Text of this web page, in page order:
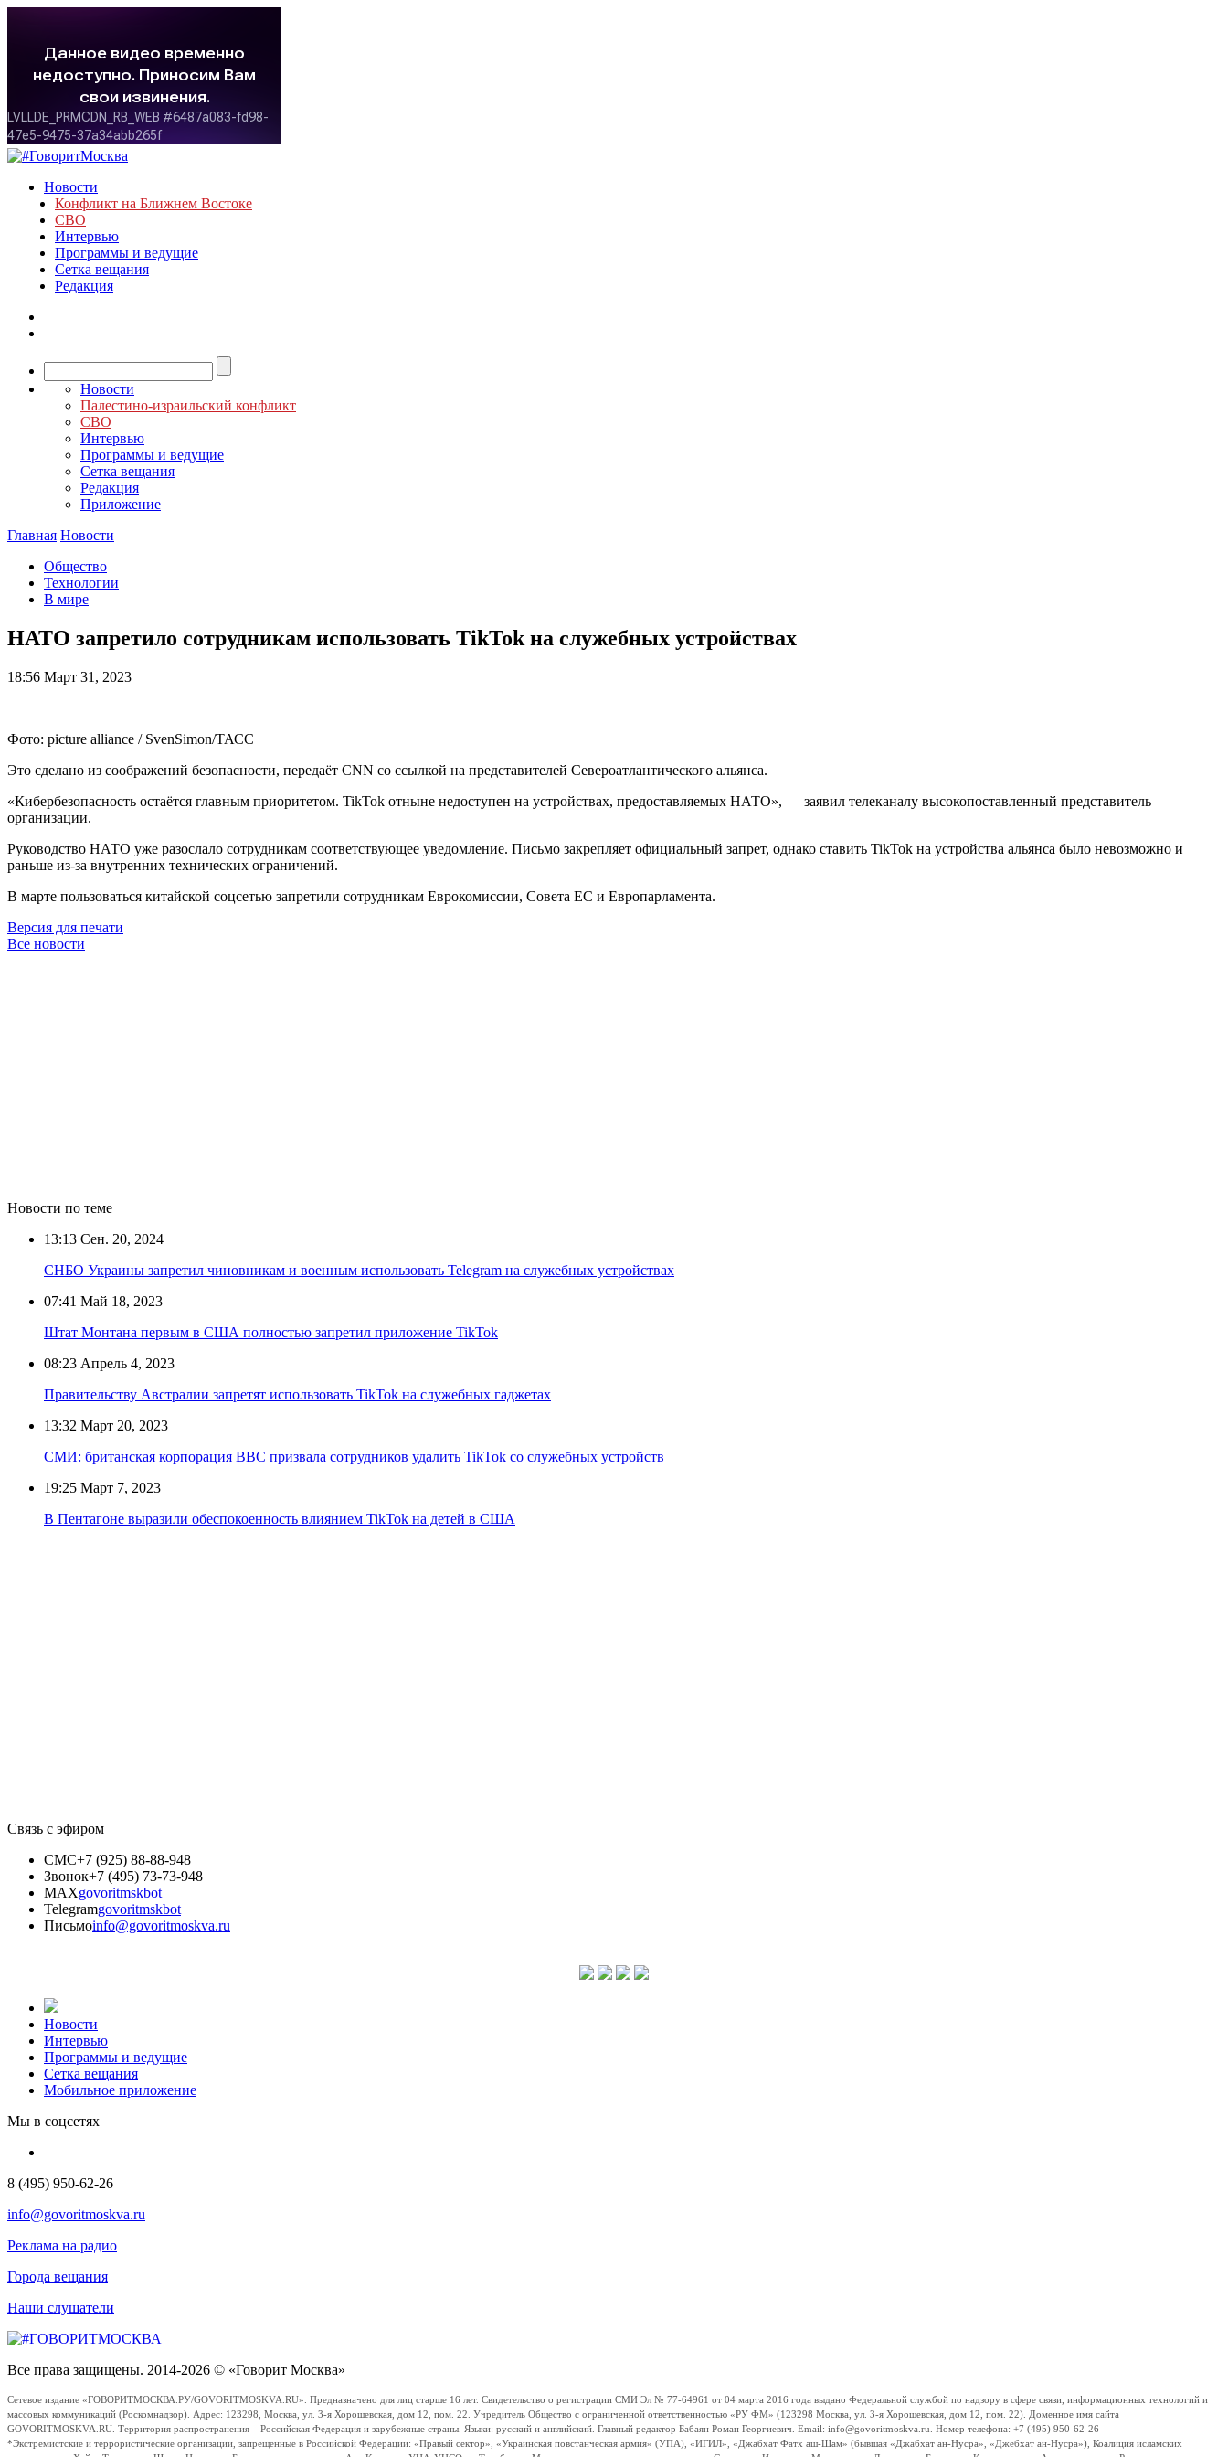
Новости
Конфликт на Ближнем Востоке
СВО
Интервью
Программы и ведущие
Сетка вещания
Редакция
Новости
Палестино-израильский конфликт
СВО
Интервью
Программы и ведущие
Сетка вещания
Редакция
Приложение
Главная Новости
Общество
Технологии
В мире
НАТО запретило сотрудникам использовать TikTok на служебных устройствах
18:56 Март 31, 2023
Фото: picture alliance / SvenSimon/ТАСС
Это сделано из соображений безопасности, передаёт CNN со ссылкой на представителей Североатлантического альянса.
«Кибербезопасность остаётся главным приоритетом. TikTok отныне недоступен на устройствах, предоставляемых НАТО», — заявил телеканалу высокопоставленный представитель
организации.
Руководство НАТО уже разослало сотрудникам соответствующее уведомление. Письмо закрепляет официальный запрет, однако ставить TikTok на устройства альянса было невозможно и
раньше из-за внутренних технических ограничений.
В марте пользоваться китайской соцсетью запретили сотрудникам Еврокомиссии, Совета ЕС и Европарламента.
Версия для печати
Все новости
Новости по теме
13:13 Сен. 20, 2024
СНБО Украины запретил чиновникам и военным использовать Telegram на служебных устройствах
07:41 Май 18, 2023
Штат Монтана первым в США полностью запретил приложение TikTok
08:23 Апрель 4, 2023
Правительству Австралии запретят использовать TikTok на служебных гаджетах
13:32 Март 20, 2023
СМИ: британская корпорация ВВС призвала сотрудников удалить TikTok со служебных устройств
19:25 Март 7, 2023
В Пентагоне выразили обеспокоенность влиянием TikTok на детей в США
Связь с эфиром
СМС+7 (925) 88-88-948
Звонок+7 (495) 73-73-948
MAXgovoritmskbot
Telegramgovoritmskbot
Письмоinfo@govoritmoskva.ru
Новости
Интервью
Программы и ведущие
Сетка вещания
Мобильное приложение
Мы в соцсетях
8 (495) 950-62-26
info@govoritmoskva.ru
Реклама на радио
Города вещания
Наши слушатели
Все права защищены. 2014-2026 © «Говорит Москва»
Сетевое издание «ГОВОРИТМОСКВА.РУ/GOVORITMOSKVA.RU». Предназначено для лиц старше 16 лет. Свидетельство о регистрации СМИ Эл № 77-64961 от 04 марта 2016 года выдано Федеральной службой по надзору в сфере связи, информационных технологий и
массовых коммуникаций (Роскомнадзор). Адрес: 123298, Москва, ул. 3-я Хорошевская, дом 12, пом. 22. Учредитель Общество с ограниченной ответственностью «РУ ФМ» (123298 Москва, ул. 3-я Хорошевская, дом 12, пом. 22). Доменное имя сайта
GOVORITMOSKVA.RU. Территория распространения – Российская Федерация и зарубежные страны. Языки: русский и английский. Главный редактор Бабаян Роман Георгиевич. Email: info@govoritmoskva.ru. Номер телефона: +7 (495) 950-62-26
*Экстремистские и террористические организации, запрещенные в Российской Федерации: «Правый сектор», «Украинская повстанческая армия» (УПА), «ИГИЛ», «Джабхат Фатх аш-Шам» (бывшая «Джабхат ан-Нусра», «Джебхат ан-Нусра»), Коалиция исламских